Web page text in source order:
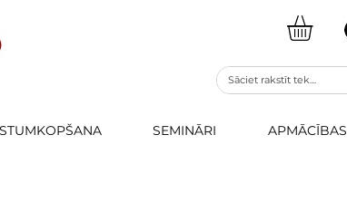
SEMINĀRI APMĀCĪBAS